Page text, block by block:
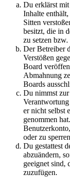
Du erklärst mit
Inhalte
Sitten
besitzt, die in
zu setzen
Der Betreiber
Verstößen
Board
Abmahnung
Boards
Du nimmst
er nicht selbst
genommen
oder zu
Du gestattest
abzuändern,
geeignet sind,
zuzufügen.